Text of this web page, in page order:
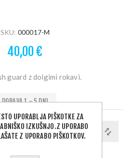
SKU: 000017-M
40,00 €
guard z dolgimi rokavi.
DOBAVA 1 - 5 DNI
DODAJ V KOŠARICO
UPORABLJA PIŠKOTKE ZA
IZKUŠNJO.Z UPORABO
Z UPORABO PIŠKOTKOV.